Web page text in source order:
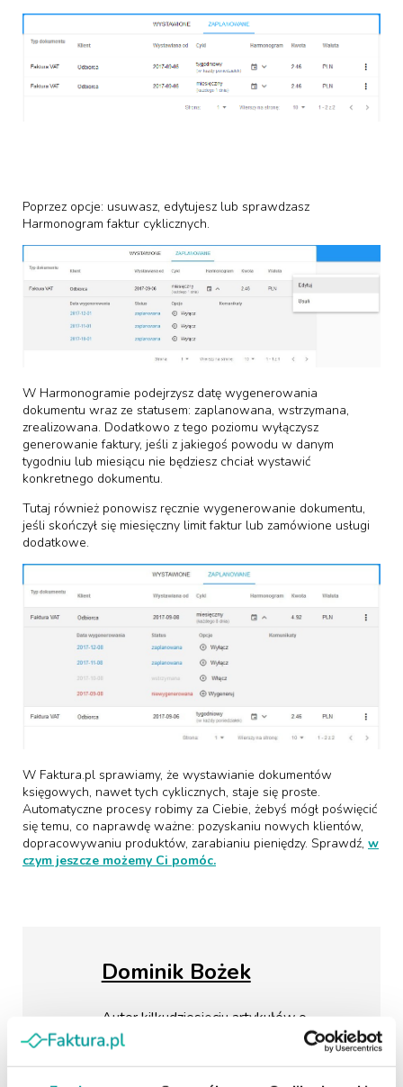
Poprzez opcje: usuwasz, edytujesz lub sprawdzasz
Harmonogram faktur cyklicznych.
W Harmonogramie podejrzysz datę wygenerowania
dokumentu wraz ze statusem: zaplanowana, wstrzymana,
zrealizowana. Dodatkowo z tego poziomu wyłączysz
generowanie faktury, jeśli z jakiegoś powodu w danym
tygodniu lub miesiącu nie będziesz chciał wystawić
konkretnego dokumentu.
Tutaj również ponowisz ręcznie wygenerowanie dokumentu,
jeśli skończył się miesięczny limit faktur lub zamówione usługi
dodatkowe.
W Faktura.pl sprawiamy, że wystawianie dokumentów
księgowych, nawet tych cyklicznych, staje się proste.
Automatyczne procesy robimy za Ciebie, żebyś mógł poświęcić
się temu, co naprawdę ważne: pozyskaniu nowych klientów,
dopracowywaniu produktów, zarabianiu pieniędzy. Sprawdź, w
czym jeszcze możemy Ci pomóc.
Dominik Bożek
Autor kilkudziesięciu artykułów o
tematyce biznesowej w branżowych